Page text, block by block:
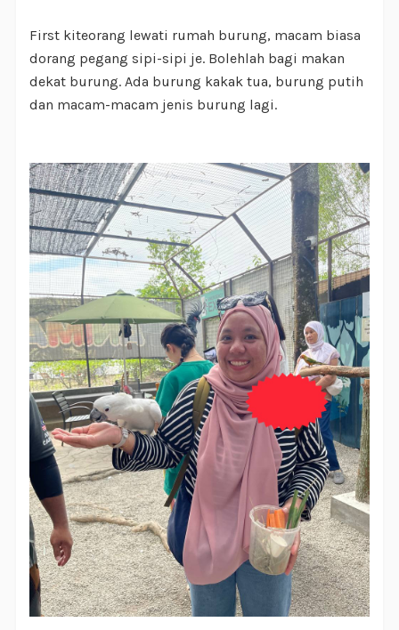
First kiteorang lewati rumah burung, macam biasa
dorang pegang sipi-sipi je. Bolehlah bagi makan
dekat burung. Ada burung kakak tua, burung putih
dan macam-macam jenis burung lagi.